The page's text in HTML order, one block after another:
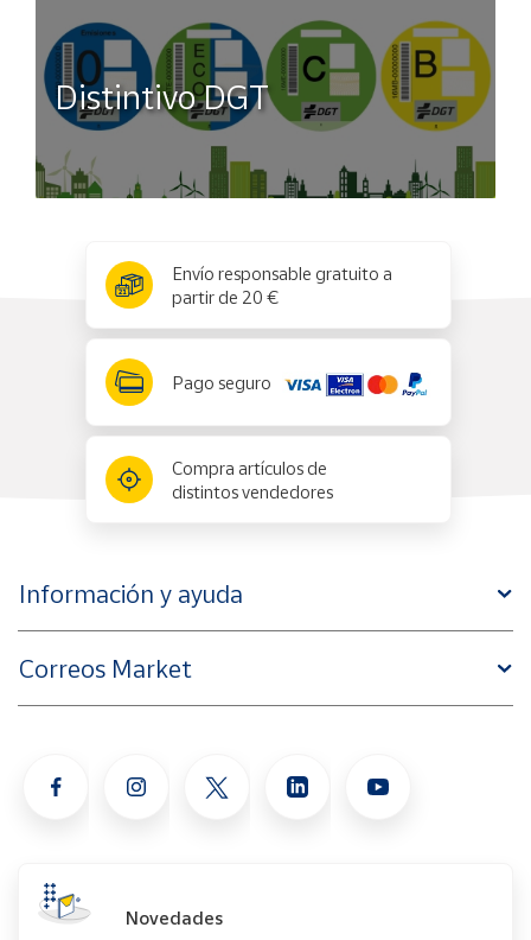
Distintivo DGT
Envío responsable gratuito a
partir de 20 €
Pago seguro
Compra artículos de
distintos vendedores
Información y ayuda
Correos Market
Novedades